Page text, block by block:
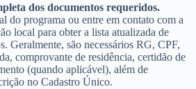
dos documentos requeridos.
do programa ou entre em contato com a
local para obter a lista atualizada de
Geralmente, são necessários RG, CPF,
comprovante de residência, certidão de
(quando aplicável), além de
no Cadastro Único.